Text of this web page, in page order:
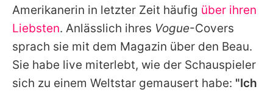
Amerikanerin in letzter Zeit häufig über ihren
Liebsten. Anlässlich ihres Vogue-Covers
sprach sie mit dem Magazin über den Beau.
Sie habe live miterlebt, wie der Schauspieler
sich zu einem Weltstar gemausert habe: "Ich